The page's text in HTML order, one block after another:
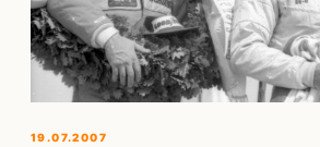
19.07.2007